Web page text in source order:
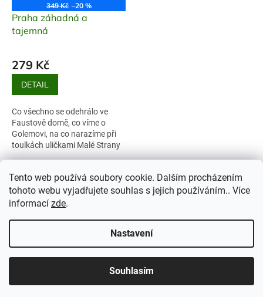
Tento web používá soubory cookie. Dalším procházením
tohoto webu vyjadřujete souhlas s jejich používáním.. Více
informací zde.
Nastavení
Souhlasím
Vážení zákazníci, milí přátelé na cestách, celoročně vám
pomáháme plánovat vaše cesty za poznáním a teď nastal čas,
abychom i my vyrazili do terénu nabrat síly. Aktuální objednávky
začneme s radostí rozesílat od pondělí 17. 8. Děkujeme za
349 Kč –20 %
Praha záhadná a
tajemná
279 Kč
DETAIL
Co všechno se odehrálo ve
Faustově domě, co víme o
Golemovi, na co narazíme při
toulkách uličkami Malé Strany
či Starého Města, co se skrývá
areálu na...
O
v
d
a
c
í
p
r
v
9položek celkem
Upravit nastavení cookies